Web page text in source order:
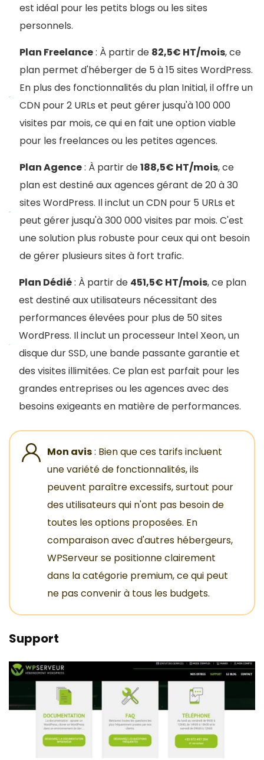
est idéal pour les petits blogs ou les sites
personnels.
Plan Freelance: À partir de 82,5€ HT/mois, ce
plan permet d'héberger de 5 à 15 sites WordPress.
En plus des fonctionnalités du plan Initial, il offre un
CDN pour 2 URLs et peut gérer jusqu'à 100 000
visites par mois, ce qui en fait une option viable
pour les freelances ou les petites agences.
Plan Agence: À partir de188,5€ HT/mois, ce
plan est destiné aux agences gérant de 20 à 30
sites WordPress. Il inclut un CDN pour 5 URLs et
peut gérer jusqu'à 300 000 visites par mois. C'est
une solution plus robuste pour ceux qui ont besoin
de gérer plusieurs sites à fort trafic.
Plan Dédié: À partir de 451,5€ HT/mois, ce plan
est destiné aux utilisateurs nécessitant des
performances élevées pour plus de 50 sites
WordPress. Il inclut un processeur Intel Xeon, un
disque dur SSD, une bande passante garantie et
des visites illimitées. Ce plan est parfait pour les
grandes entreprises ou les agences avec des
besoins exigeants en matière de performances.
Mon avis: Bien que ces tarifs incluent
une variété de fonctionnalités, ils
peuvent paraître excessifs, surtout pour
des utilisateurs qui n'ont pas besoin de
toutes les options proposées. En
comparaison avec d'autres hébergeurs,
WPServeur se positionne clairement
dans la catégorie premium, ce qui peut
ne pas convenir à tous les budgets.
Support